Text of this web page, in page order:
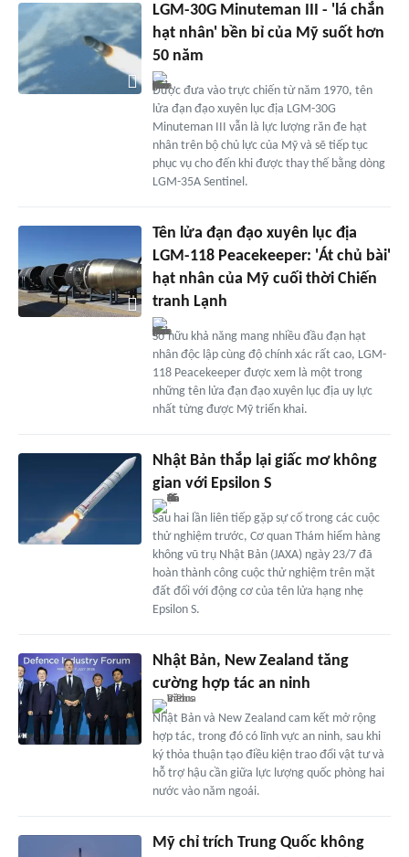
LGM-30G Minuteman III - 'lá chắn
hạt nhân' bền bỉ của Mỹ suốt hơn
50 năm
Được đưa vào trực chiến từ năm 1970, tên
lửa đạn đạo xuyên lục địa LGM-30G
Minuteman III vẫn là lực lượng răn đe hạt
nhân trên bộ chủ lực của Mỹ và sẽ tiếp tục
phục vụ cho đến khi được thay thế bằng dòng
LGM-35A Sentinel.
Tên lửa đạn đạo xuyên lục địa
LGM-118 Peacekeeper: 'Át chủ bài'
hạt nhân của Mỹ cuối thời Chiến
tranh Lạnh
Sở hữu khả năng mang nhiều đầu đạn hạt
nhân độc lập cùng độ chính xác rất cao, LGM-
118 Peacekeeper được xem là một trong
những tên lửa đạn đạo xuyên lục địa uy lực
nhất từng được Mỹ triển khai.
Nhật Bản thắp lại giấc mơ không
gian với Epsilon S
Sau hai lần liên tiếp gặp sự cố trong các cuộc
thử nghiệm trước, Cơ quan Thám hiểm hàng
không vũ trụ Nhật Bản (JAXA) ngày 23/7 đã
hoàn thành công cuộc thử nghiệm trên mặt
đất đối với động cơ của tên lửa hạng nhẹ
Epsilon S.
Nhật Bản, New Zealand tăng
cường hợp tác an ninh
Nhật Bản và New Zealand cam kết mở rộng
hợp tác, trong đó có lĩnh vực an ninh, sau khi
ký thỏa thuận tạo điều kiện trao đổi vật tư và
hỗ trợ hậu cần giữa lực lượng quốc phòng hai
nước vào năm ngoái.
Mỹ chỉ trích Trung Quốc không